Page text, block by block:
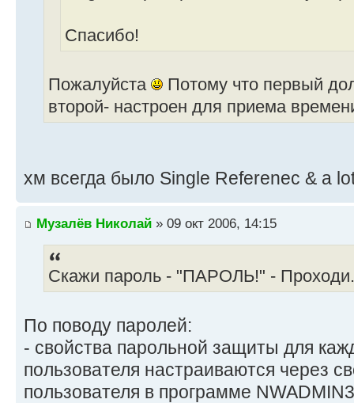
Спасибо!
Пожалуйста
Потому что первый
второй- настроен для приема
хм всегда было Single Referenec & a
Музалёв Николай » 09 окт 2006, 14:15
Скажи пароль - "ПАРОЛЬ!" -
По поводу паролей:
- свойства парольной защиты для
пользователя настраиваются через
пользователя в программе